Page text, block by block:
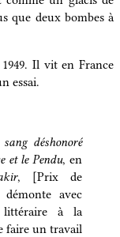
que deux bombes à
Il vit en France
essai.
déshonoré
et le Pendu, en
, [Prix de
avec
littéraire à la
faire un travail